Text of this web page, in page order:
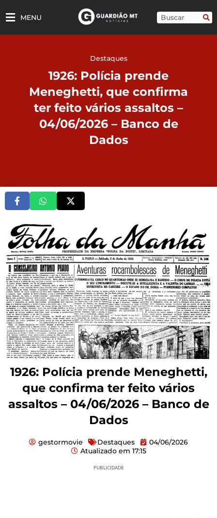
para
MENU Pesquisar
Destaques
1926: Polícia prende
Meneghetti, que confirma
ter feito vários assaltos –
04/06/2026 – Banco de
Dados
1926: Polícia prende Meneghetti,
que confirma ter feito vários
assaltos – 04/06/2026 – Banco de
Dados
gestormovie Destaques
04/06/2026
Atualizado em 17:15
PUBLICIDADE